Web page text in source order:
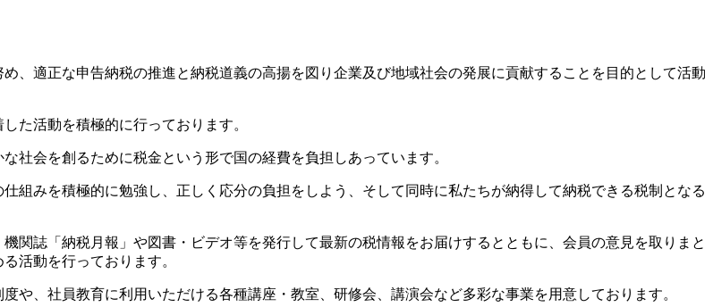
、適正な申告納税の推進と納税道義の高揚を図り企業及び地域社会の発展に貢献することを目的として活動
た活動を積極的に行っております。
会を創るために税金という形で国の経費を負担しあっています。
みを積極的に勉強し、正しく応分の負担をしよう、そして同時に私たちが納得して納税できる税制となる
誌「納税月報」や図書・ビデオ等を発行して最新の税情報をお届けするとともに、会員の意見を取りまと
活動を行っております。
、社員教育に利用いただける各種講座・教室、研修会、講演会など多彩な事業を用意しております。